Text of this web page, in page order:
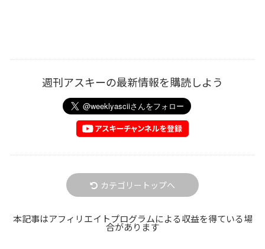
週刊アスキーの最新情報を購読しよう
カテゴリートップへ
本記事はアフィリエイトプログラムによる収益を得ている場
合があります